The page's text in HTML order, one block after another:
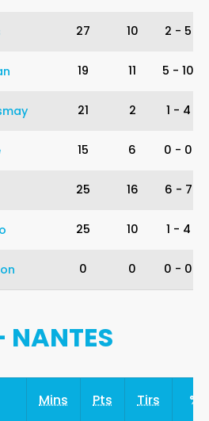
27 10 2 - 5
19 11 5 - 10
21 2 1 - 4
15 6 0 - 0
25 16 6 - 7
25 10 1 - 4
0 0 0 - 0
NANTES
Mins Pts Tirs %